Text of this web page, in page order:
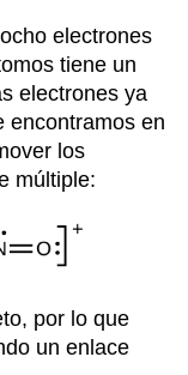
electrones
tiene un
electrones ya
encontramos en
los
múltiple:
por lo que
un enlace